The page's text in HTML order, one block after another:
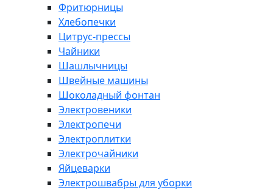
Фритюрницы
Хлебопечки
Цитрус-прессы
Чайники
Шашлычницы
Швейные машины
Шоколадный фонтан
Электровеники
Электропечи
Электроплитки
Электрочайники
Яйцеварки
Электрошвабры для уборки